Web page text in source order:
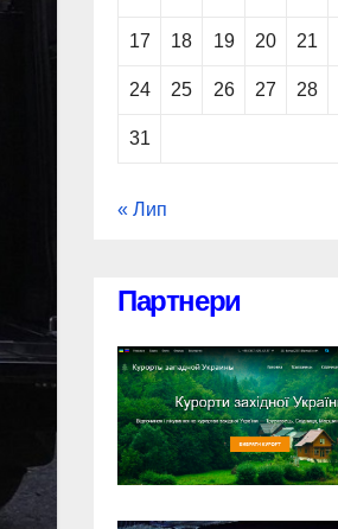
17 18 19 20 21
24 25 26 27 28
31
« Лип
Партнери